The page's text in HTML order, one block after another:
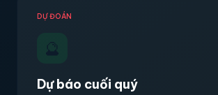
DỰ ĐOÁN
🔮
Dự báo cuối quý